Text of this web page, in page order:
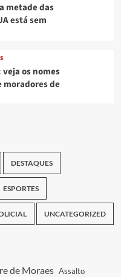
metade das
está sem
veja os nomes
moradores de
DESTAQUES
ESPORTES
UNCATEGORIZED
de Moraes Assalto